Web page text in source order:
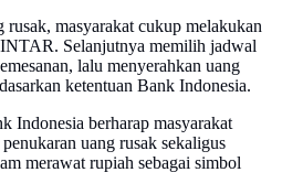
rusak, masyarakat cukup melakukan
Selanjutnya memilih jadwal
lalu menyerahkan uang
ketentuan Bank Indonesia.
Indonesia berharap masyarakat
uang rusak sekaligus
merawat rupiah sebagai simbol